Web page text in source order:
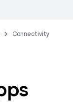
Connectivity